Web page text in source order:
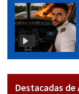
Destacadas